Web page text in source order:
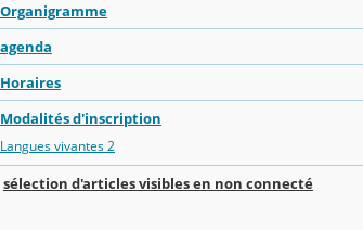
Organigramme
agenda
Horaires
Modalités d'inscription
Langues vivantes 2
sélection d'articles visibles en non connecté